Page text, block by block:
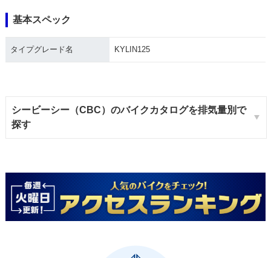
基本スペック
タイプグレード名 KYLIN125
シービーシー（CBC）のバイクカタログを排気量別で
探す